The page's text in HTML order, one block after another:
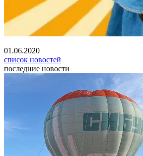
01.06.2020
список новостей
последние новости